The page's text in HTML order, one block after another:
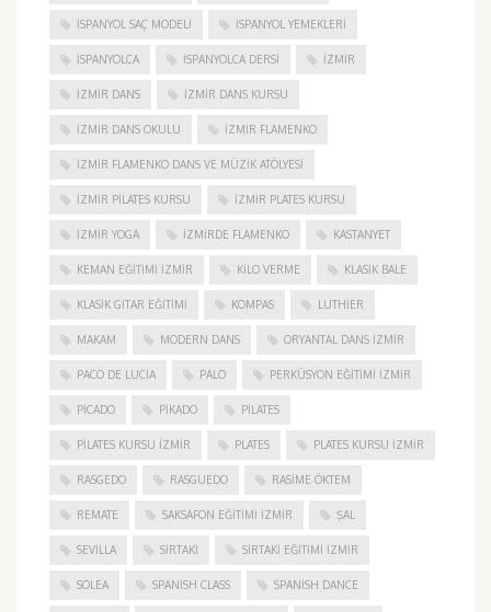
İSPANYOL SAÇ MODELI İSPANYOL YEMEKLERI
İSPANYOLCA İSPANYOLCA DERSI IZMIR
IZMIR DANS IZMIR DANS KURSU
IZMIR DANS OKULU IZMIR FLAMENKO
İZMIR FLAMENKO DANS VE MÜZIK ATÖLYESI
İZMIR PILATES KURSU İZMIR PLATES KURSU
İZMIR YOGA IZMIRDE FLAMENKO KASTANYET
KEMAN EĞITIMI İZMIR KILO VERME KLASIK BALE
KLASIK GITAR EĞITIMI KOMPAS LUTHIER
MAKAM MODERN DANS ORYANTAL DANS İZMIR
PACO DE LUCIA PALO PERKÜSYON EĞITIMI İZMIR
PICADO PIKADO PILATES
PILATES KURSU İZMIR PLATES PLATES KURSU İZMIR
RASGEDO RASGUEDO RASIME ÖKTEM
REMATE SAKSAFON EĞITIMI İZMIR ŞAL
SEVILLA SIRTAKI SIRTAKI EĞITIMI İZMIR
SOLEA SPANISH CLASS SPANISH DANCE